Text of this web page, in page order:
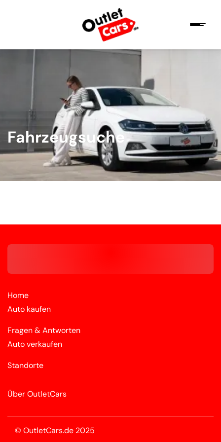
Fahrzeugsuche
Home
Auto kaufen
Fragen & Antworten
Auto verkaufen
Standorte
Über OutletCars
© OutletCars.de 2025